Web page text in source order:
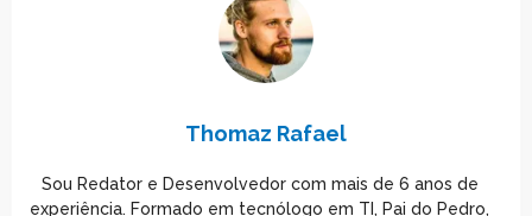
Thomaz Rafael
Sou Redator e Desenvolvedor com mais de 6 anos de
experiência. Formado em tecnólogo em TI, Pai do Pedro,